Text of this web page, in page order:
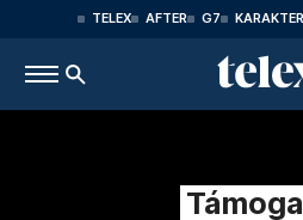
TELEX AFTER G7 KARAKTER